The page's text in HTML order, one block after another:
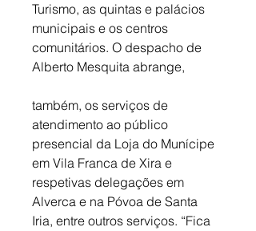
Turismo, as quintas e palácios
municipais e os centros
comunitários. O despacho de
Alberto Mesquita abrange,
também, os serviços de
atendimento ao público
presencial da Loja do Munícipe
em Vila Franca de Xira e
respetivas delegações em
Alverca e na Póvoa de Santa
Iria, entre outros serviços. “Fica